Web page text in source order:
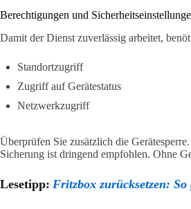
Berechtigungen und
Damit der Dienst zuverlässig arbeitet,
Standortzugriff
Zugriff auf Gerätestatus
Netzwerkzugriff
Überprüfen Sie zusätzlich die
Sicherung ist dringend empfohlen. Ohne
Lesetipp: Fritzbox zurücksetzen: